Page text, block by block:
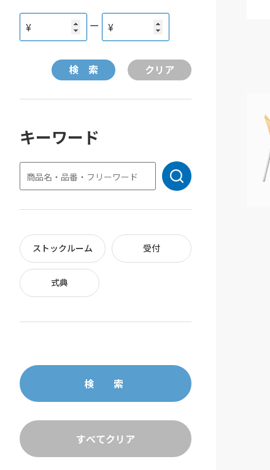
¥ ー ¥
キーワード
ストックルーム 受付
式典